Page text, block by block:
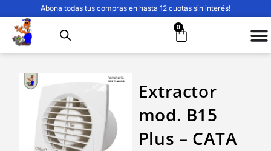
Abona todas tus compras en hasta 12 cuotas sin interés!
0
Extractor
mod. B15
Plus – CATA